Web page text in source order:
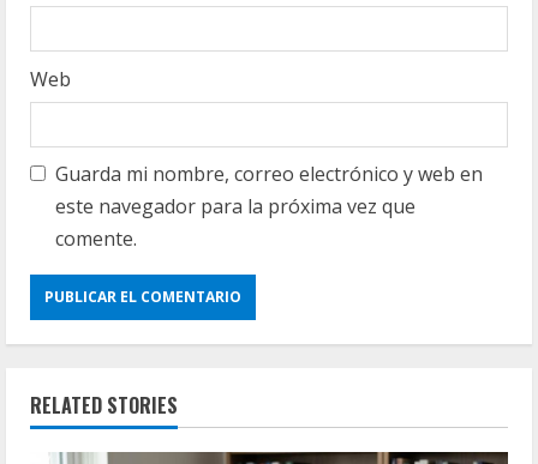
Web
Guarda mi nombre, correo electrónico y web en
este navegador para la próxima vez que
comente.
RELATED STORIES